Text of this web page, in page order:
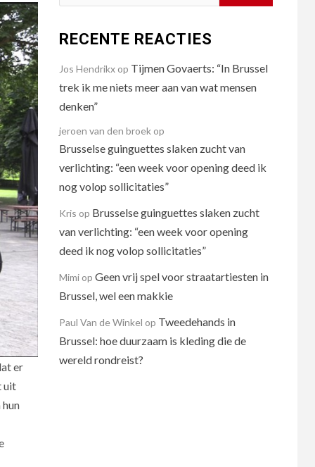
er
uit
naar:
RECENTE REACTIES
Jos Hendrikxop Tijmen Govaerts: “In Brussel
trek ik me niets meer aan van wat mensen
denken”
jeroen van den broekop
Brusselse guinguettes slaken zucht van
verlichting: “een week voor opening deed ik
nog volop sollicitaties”
Kris op Brusselse guinguettes slaken zucht
van verlichting: “een week voor opening
deed ik nog volop sollicitaties”
Mimiop Geen vrij spel voor straatartiesten in
Brussel, wel een makkie
Paul Van de Winkel op Tweedehands in
Brussel: hoe duurzaam is kleding die de
wereld rondreist?